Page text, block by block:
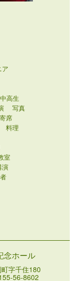
ア
中高生
写真
寄席
料理
室
演
念ホール
字千住180
56-8602